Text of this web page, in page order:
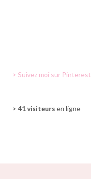
> Suivez moi sur Pinterest
> 41 visiteurs en ligne